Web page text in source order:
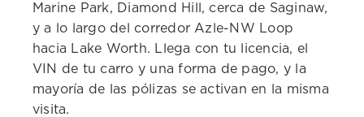
Marine Park, Diamond Hill, cerca de Saginaw,
y a lo largo del corredor Azle-NW Loop
hacia Lake Worth. Llega con tu licencia, el
VIN de tu carro y una forma de pago, y la
mayoría de las pólizas se activan en la misma
visita.